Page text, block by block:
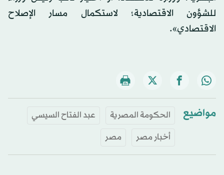
للشؤون الاقتصادية؛ لاستكمال مسار الإصلاح
الاقتصادي».
مواضيع الحكومة المصرية
عبد الفتاح السيسي
أخبار مصر
مصر